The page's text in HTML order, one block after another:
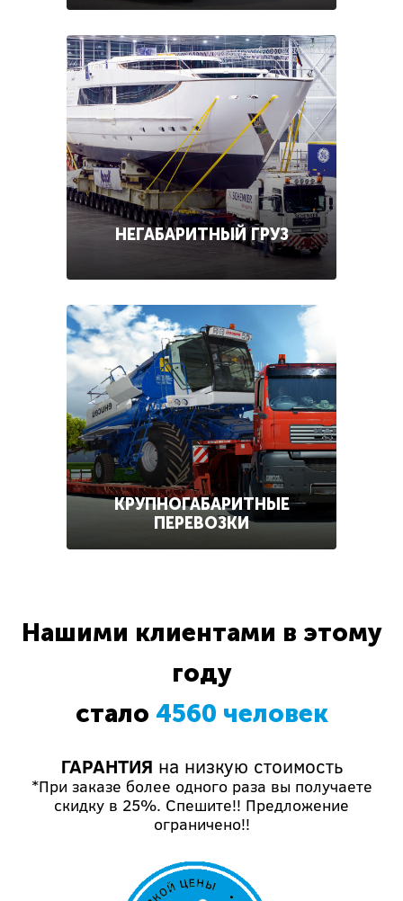
НЕГАБАРИТНЫЙ ГРУЗ
КРУПНОГАБАРИТНЫЕ
ПЕРЕВОЗКИ
Нашими клиентами в этому
году
стало 4560 человек
ГАРАНТИЯ на низкую стоимость
*При заказе более одного раза вы получаете
скидку в 25%. Спешите!! Предложение
ограничено!!